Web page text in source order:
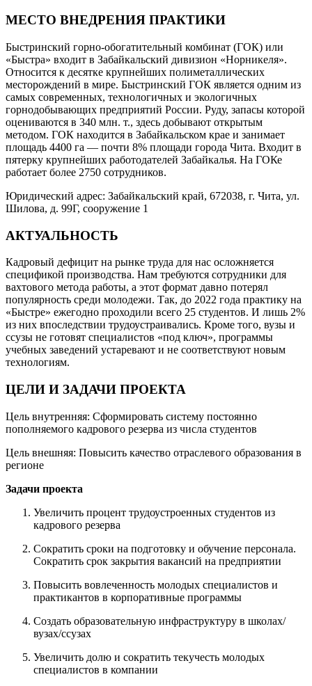
МЕСТО ВНЕДРЕНИЯ ПРАКТИКИ
Быстринский горно-обогатительный комбинат (ГОК) или
«Быстра» входит в Забайкальский дивизион «Норникеля».
Относится к десятке крупнейших полиметаллических
месторождений в мире. Быстринский ГОК является одним из
самых современных, технологичных и экологичных
горнодобывающих предприятий России. Руду, запасы которой
оцениваются в 340 млн. т., здесь добывают открытым
методом. ГОК находится в Забайкальском крае и занимает
площадь 4400 га — почти 8% площади города Чита. Входит в
пятерку крупнейших работодателей Забайкалья. На ГОКе
работает более 2750 сотрудников.
Юридический адрес: Забайкальский край, 672038, г. Чита, ул.
Шилова, д. 99Г, сооружение 1
АКТУАЛЬНОСТЬ
Кадровый дефицит на рынке труда для нас осложняется
спецификой производства. Нам требуются сотрудники для
вахтового метода работы, а этот формат давно потерял
популярность среди молодежи. Так, до 2022 года практику на
«Быстре» ежегодно проходили всего 25 студентов. И лишь 2%
из них впоследствии трудоустраивались. Кроме того, вузы и
ссузы не готовят специалистов «под ключ», программы
учебных заведений устаревают и не соответствуют новым
технологиям.
ЦЕЛИ И ЗАДАЧИ ПРОЕКТА
Цель внутренняя: Сформировать систему постоянно
пополняемого кадрового резерва из числа студентов
Цель внешняя: Повысить качество отраслевого образования в
регионе
Задачи проекта
Увеличить процент трудоустроенных студентов из
кадрового резерва
Сократить сроки на подготовку и обучение персонала.
Сократить срок закрытия вакансий на предприятии
Повысить вовлеченность молодых специалистов и
практикантов в корпоративные программы
Создать образовательную инфраструктуру в школах/
вузах/ссузах
Увеличить долю и сократить текучесть молодых
специалистов в компании